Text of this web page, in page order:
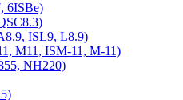
6ISBe)
ISL9, L8.9)
M11, ISM-11, M-11)
NH220)